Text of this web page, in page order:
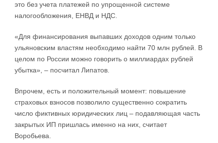
это без учета платежей по упрощенной системе
налогообложения, ЕНВД и НДС.
«Для финансирования выпавших доходов одним только
ульяновским властям необходимо найти 70 млн рублей. В
целом по России можно говорить о миллиардах рублей
убытка», – посчитал Липатов.
Впрочем, есть и положительный момент: повышение
страховых взносов позволило существенно сократить
число фиктивных юридических лиц – подавляющая часть
закрытых ИП пришлась именно на них, считает
Воробьева.